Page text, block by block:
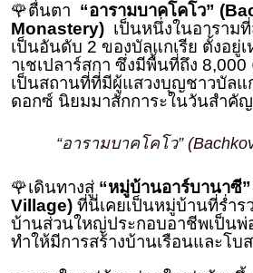
🌹ตื่นตา “อารามบาคโคโว”
Monastery) เป็นหนึ่งในอาราม
เป็นอันดับ 2 ของบัลแกเรีย ตั้งอยู่
าเชเปลาร์สกา ซึ่งมีพื้นที่ถึง 8,000
เป็นสถานที่ที่มีผู้แสวงบุญชาวบัลแ
ดอกซ์ นิยมมาสักการะในวันสําคั
“อารามบาคโคโว”
🌹เดินทางสู่ “หมู่บ้านอาร์บานาซี
Village) ที่นี่เคยเป็นหมู่บ้านที่ร่ำร
บ้านส่วนใหญ่ประกอบอาชีพเป็นพ่
ทำให้มีการสร้างบ้านเรือนและโบ